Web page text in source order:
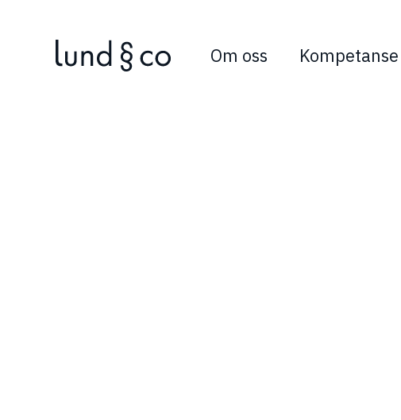
Om oss Kompetanse